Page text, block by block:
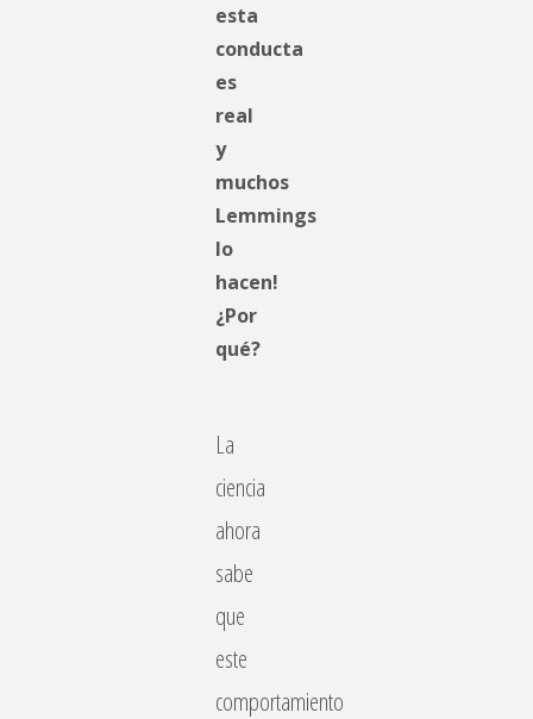
esta
conducta
es
real
y
muchos
Lemmings
lo
hacen!
¿Por
qué?
La
ciencia
ahora
sabe
que
este
comportamiento